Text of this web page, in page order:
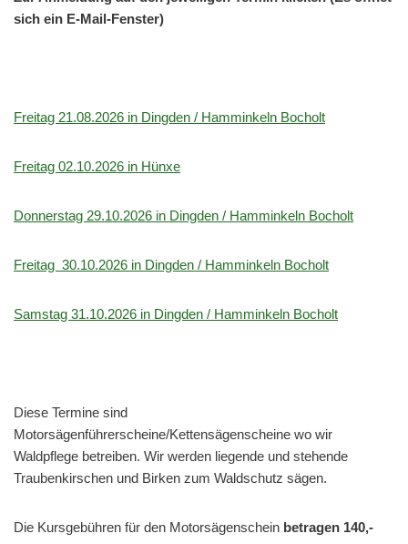
sich ein E-Mail-Fenster)
Freitag 21.08.2026 in Dingden / Hamminkeln Bocholt
Freitag 02.10.2026 in Hünxe
Donnerstag 29.10.2026 in Dingden / Hamminkeln Bocholt
Freitag 30.10.2026 in Dingden / Hamminkeln Bocholt
Samstag 31.10.2026 in Dingden / Hamminkeln Bocholt
Diese Termine sind
Motorsägenführerscheine/Kettensägenscheine wo wir
Waldpflege betreiben. Wir werden liegende und stehende
Traubenkirschen und Birken zum Waldschutz sägen.
Die Kursgebühren für den Motorsägenschein betragen 140,-